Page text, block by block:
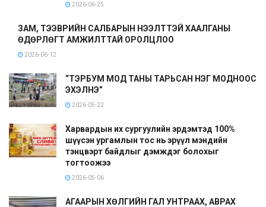
2026-06-25
ЗАМ, ТЭЭВРИЙН САЛБАРЫН НЭЭЛТТЭЙ ХААЛГАНЫ
ӨДӨРЛӨГТ АМЖИЛТТАЙ ОРОЛЦЛОО
2026-06-12
“ТЭРБУМ МОД ТАНЫ ТАРЬСАН НЭГ МОДНООС
ЭХЭЛНЭ”
2026-05-22
Харвардын их сургуулийн эрдэмтэд 100%
шүүсэн ургамлын тос нь эрүүл мэндийн
тэнцвэрт байдлыг дэмждэг болохыг
тогтоожээ
2026-05-06
АГААРЫН ХӨЛГИЙН ГАЛ УНТРААХ, АВРАХ